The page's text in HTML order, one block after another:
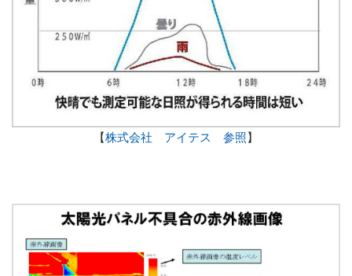
【株式会社 アイテス 参照 】